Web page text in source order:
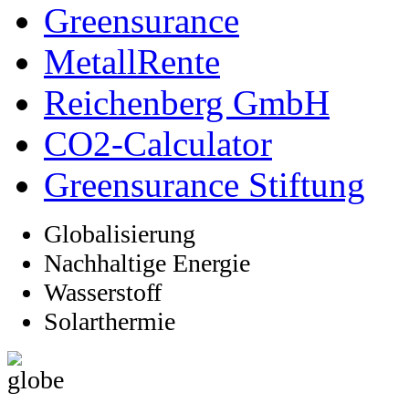
Greensurance
MetallRente
Reichenberg GmbH
CO2-Calculator
Greensurance Stiftung
Globalisierung
Nachhaltige Energie
Wasserstoff
Solarthermie